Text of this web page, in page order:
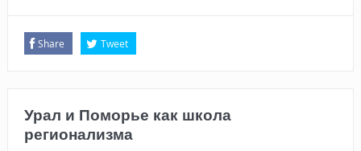
Share Tweet
Урал и Поморье как школа
регионализма